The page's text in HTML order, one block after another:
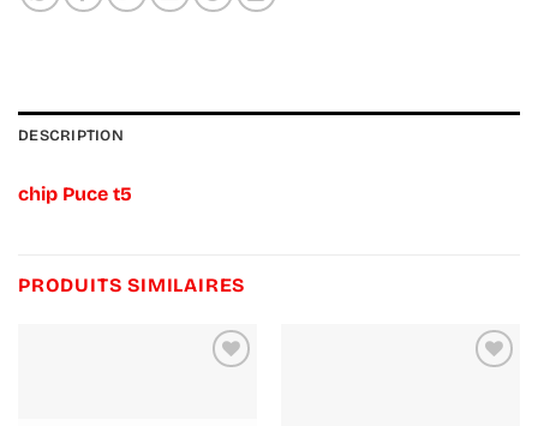
DESCRIPTION
chip Puce t5
PRODUITS SIMILAIRES